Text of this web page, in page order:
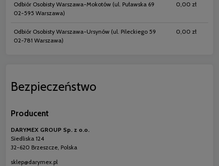
Odbiór Osobisty Warszawa-Mokotów (ul. Puławska 69
02-595 Warszawa)
0,00 zł
Odbiór Osobisty Warszawa-Ursynów (ul. Pileckiego 59
02-781 Warszawa)
0,00 zł
Bezpieczeństwo
Producent
DARYMEX GROUP Sp. z o.o.
Siedliska 124
32-620 Brzeszcze, Polska
sklep@darymex.pl